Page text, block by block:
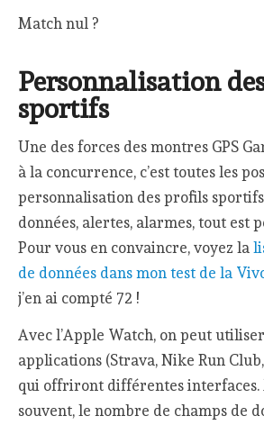
Match nul ?
Personnalisation
sportifs
Une des forces des montres GPS
à la concurrence, c’est toutes les
personnalisation des profils sportifs
données, alertes, alarmes, tout est
Pour vous en convaincre, voyez la
de données dans mon test de la
j’en ai compté 72 !
Avec l’Apple Watch, on peut
applications (Strava, Nike Run
qui offriront différentes interfaces.
souvent, le nombre de champs de